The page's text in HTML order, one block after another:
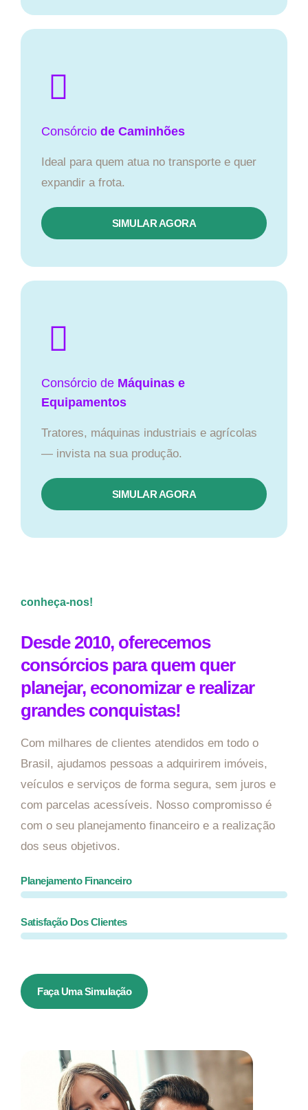
Consórcio de Caminhões
Ideal para quem atua no transporte e quer
expandir a frota.
SIMULAR AGORA
Consórcio de Máquinas e
Equipamentos
Tratores, máquinas industriais e agrícolas
— invista na sua produção.
SIMULAR AGORA
conheça-nos!
Desde 2010, oferecemos
consórcios para quem quer
planejar, economizar e realizar
grandes conquistas!
Com milhares de clientes atendidos em todo o
Brasil, ajudamos pessoas a adquirirem imóveis,
veículos e serviços de forma segura, sem juros e
com parcelas acessíveis. Nosso compromisso é
com o seu planejamento financeiro e a realização
dos seus objetivos.
Planejamento Financeiro
Satisfação Dos Clientes
Faça Uma Simulação